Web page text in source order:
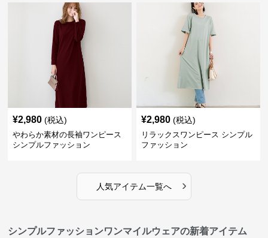
¥2,980 (税込)
やわらか素材の長袖ワンピース
シンプルファッション
¥2,980 (税込)
リラックスワンピース シンプル
ファッション
人気アイテム一覧へ ›
シンプルファッションワンマイルウェアの新着アイテム